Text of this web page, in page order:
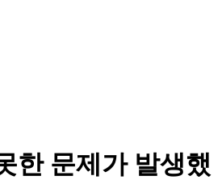
한 문제가 발생했